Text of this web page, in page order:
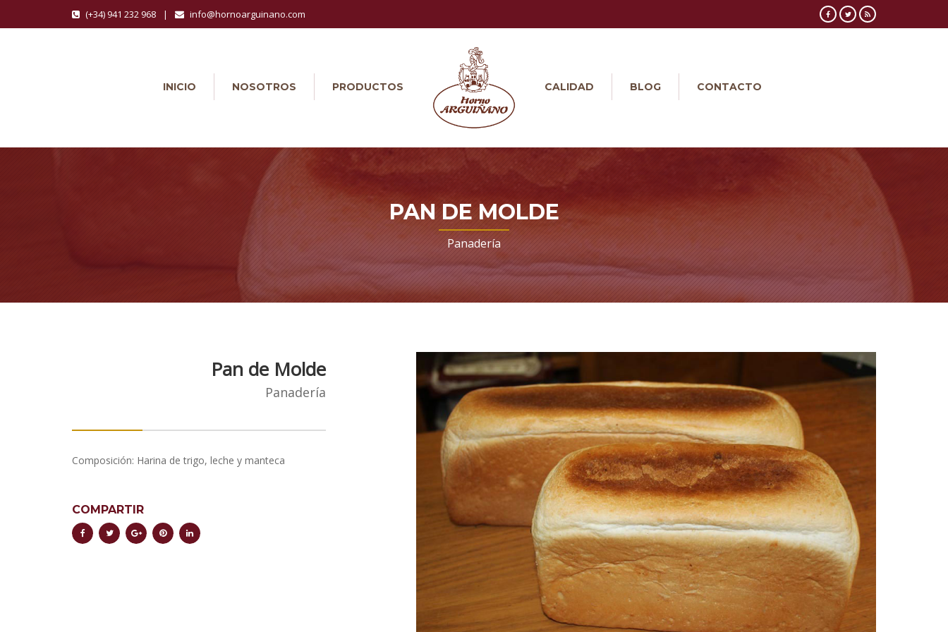
(+34) 941 232 968 | info@hornoarguinano.com
INICIO NOSOTROS PRODUCTOS CALIDAD BLOG CONTACTO
PAN DE MOLDE
Panadería
Pan de Molde
Panadería
Composición: Harina de trigo, leche y manteca
COMPARTIR